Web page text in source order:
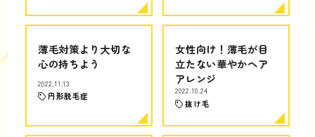
薄毛対策より大切な
心の持ちよう
2022.11.13
円形脱毛症
女性向け！薄毛が目
立たない華やかヘア
アレンジ
2022.10.24
抜け毛